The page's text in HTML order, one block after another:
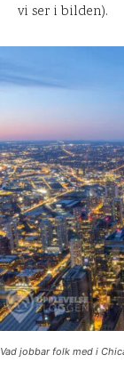
vi ser i bilden).
Vad jobbar folk med i